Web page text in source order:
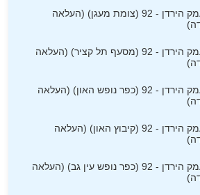
עמק הירדן - 92 (צומת מעגן) (העלאה
עמק הירדן - 92 (מסעף תל קציר) (העלאה
עמק הירדן - 92 (כפר נופש האון) (העלאה
עמק הירדן - 92 (קיבוץ האון) (העלאה
עמק הירדן - 92 (כפר נופש עין גב) (העלאה